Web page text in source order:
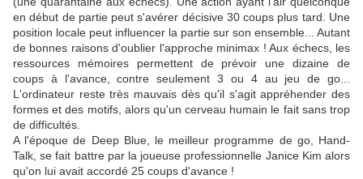
en début de partie peut s'avérer décisive 30 coups plus tard. Une
position locale peut influencer la partie sur son ensemble... Autant
de bonnes raisons d'oublier l'approche minimax ! Aux échecs, les
ressources mémoires permettent de prévoir une dizaine de
coups à l'avance, contre seulement 3 ou 4 au jeu de go...
L'ordinateur reste très mauvais dès qu'il s'agit appréhender des
formes et des motifs, alors qu'un cerveau humain le fait sans trop
de difficultés.
A l'époque de Deep Blue, le meilleur programme de go, Hand-
Talk, se fait battre par la joueuse professionnelle Janice Kim alors
qu'on lui avait accordé 25 coups d'avance !